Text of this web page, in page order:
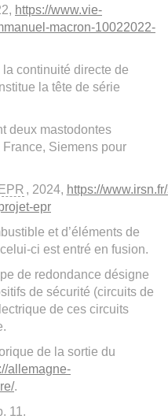
https://www.vie-
macron-10022022-
la continuité directe de
la tête de série
deux mastodontes
Siemens pour
EPR , 2024, https://
epr
et d’éléments de
ci est entré en fusion.
de redondance désigne
de sécurité (circuits de
de ces circuits
de la sortie du
allemagne-
.
11.